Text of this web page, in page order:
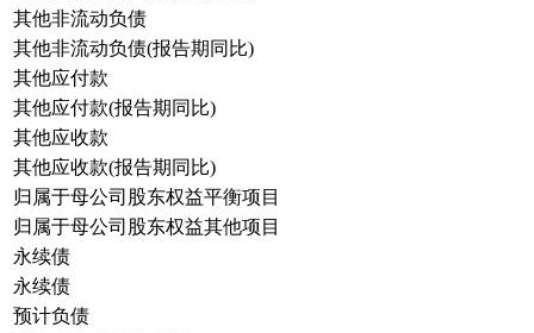
其他非流动负债
其他非流动负债(报告期同比)
其他应付款
其他应付款(报告期同比)
其他应收款
其他应收款(报告期同比)
归属于母公司股东权益平衡项目
归属于母公司股东权益其他项目
永续债
永续债
预计负债